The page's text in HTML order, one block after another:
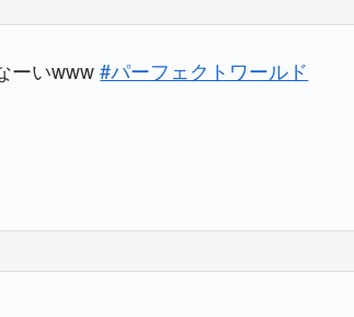
ーいwww#パーフェクトワールド